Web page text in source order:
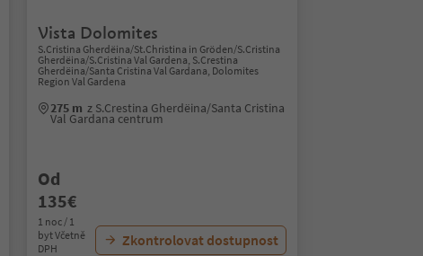
Vista Dolomites
S.Cristina Gherdëina/St.Christina in Gröden/S.Cristina
Gherdëina/S.Cristina Val Gardena, S.Crestina
Gherdëina/Santa Cristina Val Gardana, Dolomites
Region Val Gardena
275 m z S.Crestina Gherdëina/Santa Cristina
Val Gardana centrum
Od
135€
1 noc / 1
byt Včetně
DPH
Zkontrolovat dostupnost